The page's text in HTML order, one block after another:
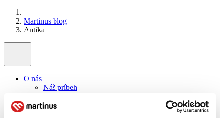
Martinus blog
Antika
O nás
Náš príbeh
Galéria Martinusu